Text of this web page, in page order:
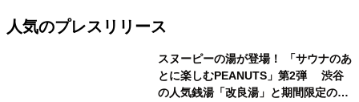
人気のプレスリリース
スヌーピーの湯が登場！ 「サウナのあ
とに楽しむPEANUTS」第2弾 渋谷
の人気銭湯「改良湯」と期間限定のコ